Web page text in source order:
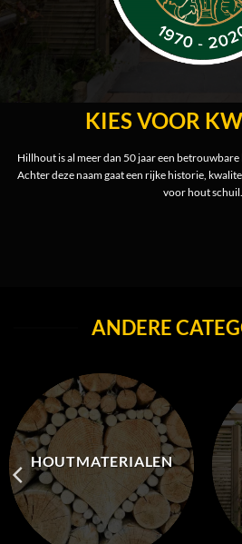
KIES VOOR
Hillhout is al meer dan 50 jaar een
Achter deze naam gaat een rijke historie,
voor hout schuil.
ANDERE
HOUTMATERIALEN